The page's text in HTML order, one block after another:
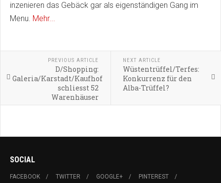
inzenieren das Gebäck gar als eigenständigen Gang im
Menu. Mehr...
PREVIOUS ARTICLE
D/Shopping:
Galeria/Karstadt/Kaufhof
schliesst 52
Warenhäuser
NEXT ARTICLE
Wüstentrüffel/Terfes:
Konkurrenz für den
Alba-Trüffel?
SOCIAL
FACEBOOK TWITTER GOOGLE+
PINTEREST